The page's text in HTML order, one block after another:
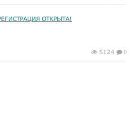
ОТКРЫТА!
5124 0